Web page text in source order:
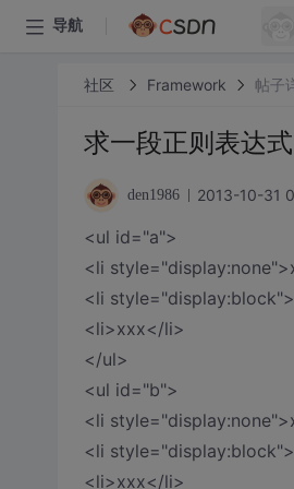
导航
社区 Framework 帖子
求一段正则表达式
den1986 2013-10-31
<ul id="a">
<li
<li
<li>xxx</li>
</ul>
<ul id="b">
<li
<li
<li>xxx</li>